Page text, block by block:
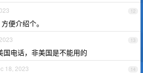
12
便介绍个。
13
国电话，非美国是不能用的
14
18, 2023